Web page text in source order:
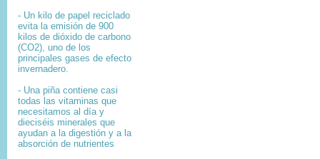
- Un kilo de papel reciclado
evita la emisión de 900
kilos de dióxido de carbono
(CO2), uno de los
principales gases de efecto
invernadero.
- Una piña contiene casi
todas las vitaminas que
necesitamos al día y
dieciséis minerales que
ayudan a la digestión y a la
absorción de nutrientes